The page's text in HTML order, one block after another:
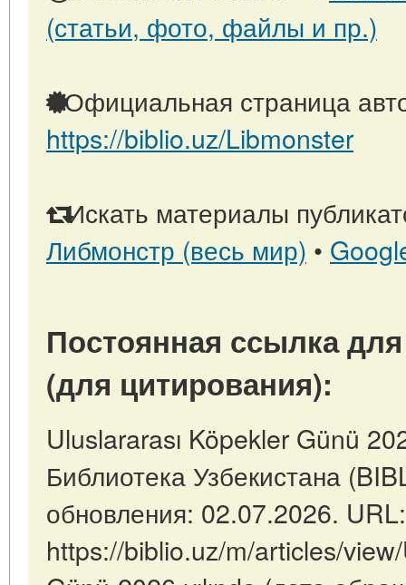
(статьи, фото, файлы и пр.)
Официальная страница
https://biblio.uz/Libmonster
Искать материалы
Либмонстр (весь мир) •
Постоянная ссылка
(для цитирования):
Uluslararası Köpekler Günü
Библиотека Узбекистана
обновления: 02.07.2026. URL:
https://biblio.uz/m/articles/